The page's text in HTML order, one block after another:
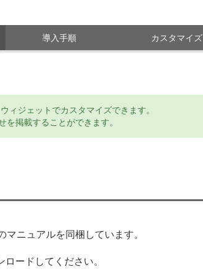
導入手順 カスタマイズ
ィジェットでカスタマイズできます。
を掲載することができます。
ニュアルを同梱しています。
ードしてください。